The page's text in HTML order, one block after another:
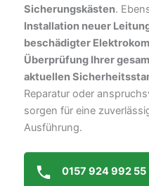
Sicherungskästen.
Installation neuer
beschädigter
Überprüfung Ihrer
aktuellen
Reparatur oder
sorgen für eine
Ausführung.
0157 924 992 55